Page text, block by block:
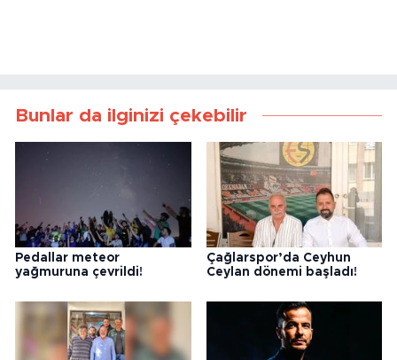
Bunlar da ilginizi çekebilir
Pedallar meteor
yağmuruna çevrildi!
Çağlarspor’da Ceyhun
Ceylan dönemi başladı!